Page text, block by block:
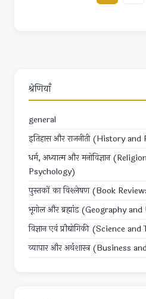
श्रेणियाँ
general
इतिहास और राजनीती (History
धर्म, अध्यात्म और मनोविज्ञान
Psychology)
पुस्तकों का विश्लेषण (Book
भूगोल और ब्रह्मांड (Geography
विज्ञान एवं प्रौद्योगिकी (Science
व्यापार और अर्थशास्त्र (Business